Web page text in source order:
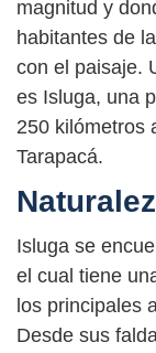
magnitud y
habitantes de
con el paisaje.
es Isluga, una
250 kilómetros
Tarapacá.
Isluga se
el cual tiene
los principales
Desde sus